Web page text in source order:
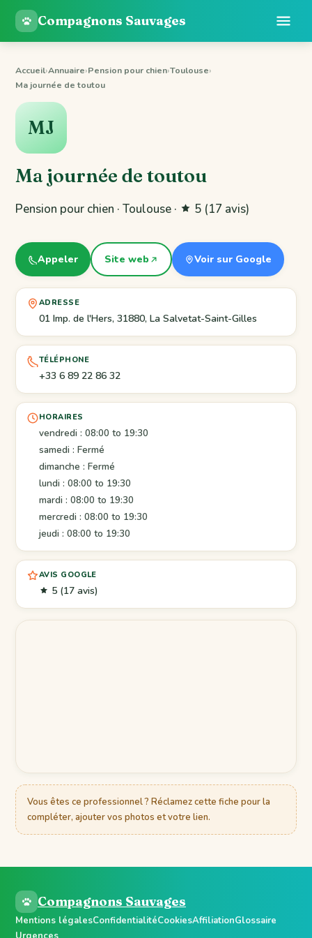
Compagnons Sauvages
Accueil›Annuaire›Pension pour chien›Toulouse›
Ma journée de toutou
MJ
Ma journée de toutou
Pension pour chien · Toulouse · 5 (17 avis)
Appeler Site web Voir sur Google
ADRESSE
01 Imp. de l'Hers, 31880, La Salvetat-Saint-Gilles
TÉLÉPHONE
+33 6 89 22 86 32
HORAIRES
vendredi : 08:00 to 19:30
samedi : Fermé
dimanche : Fermé
lundi : 08:00 to 19:30
mardi : 08:00 to 19:30
mercredi : 08:00 to 19:30
jeudi : 08:00 to 19:30
AVIS GOOGLE
5 (17 avis)
Vous êtes ce professionnel ? Réclamez cette fiche pour la
compléter, ajouter vos photos et votre lien.
Compagnons Sauvages
Mentions légalesConfidentialitéCookiesAffiliationGlossaire